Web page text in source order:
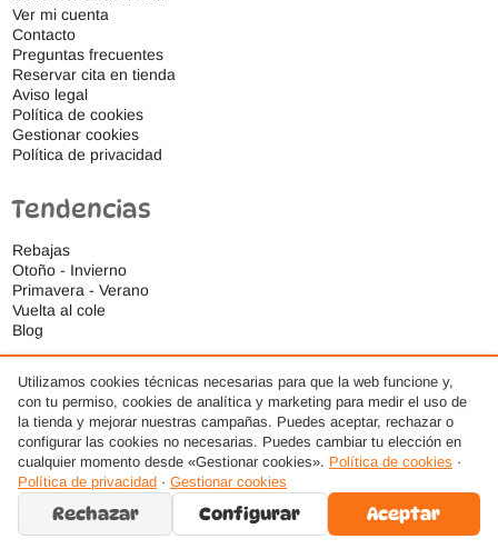
Ver mi cuenta
Contacto
Preguntas frecuentes
Reservar cita en tienda
Aviso legal
Política de cookies
Gestionar cookies
Política de privacidad
Tendencias
Rebajas
Otoño - Invierno
Primavera - Verano
Vuelta al cole
Blog
© 2026 Ideas Respetuosas S.L., Todos los derechos reservados. · Diseño web por
AMDSEO
Utilizamos cookies técnicas necesarias para que la web funcione y,
con tu permiso, cookies de analítica y marketing para medir el uso de
la tienda y mejorar nuestras campañas. Puedes aceptar, rechazar o
configurar las cookies no necesarias. Puedes cambiar tu elección en
cualquier momento desde «Gestionar cookies». Política de cookies ·
Política de privacidad · Gestionar cookies
Rechazar Configurar Aceptar